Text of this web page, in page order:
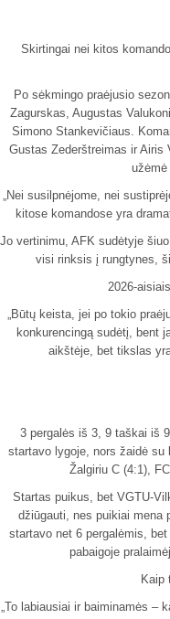
Skirtingai nei kitos
Po sėkmingo praėjusio
Zagurskas, Augustas
Simono Stankevičiaus.
Gustas Zederštreimas ir Airis
užėmė
„Nei susilpnėjome, nei
kitose komandose yra
Jo vertinimu, AFK sudėtyje
visi rinksis į rungtynes,
2026-
„Būtų keista, jei po tokio
konkurencingą sudėtį, bent
aikštėje, bet tikslas
3 pergalės iš 3, 9 taškai iš 9.
startavo lygoje, nors žaidė su
Žalgiriu C (4:1),
Startas puikus, bet VGTU-
džiūgauti, nes puikiai mena
startavo net 6 pergalėmis,
pabaigoje
Kaip
„To labiausiai ir baiminamės –